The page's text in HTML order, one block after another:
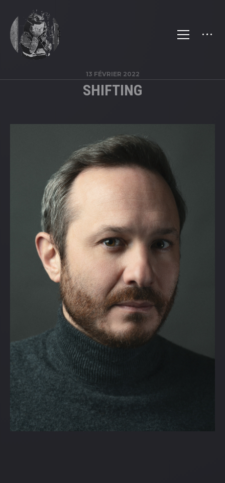
13 FÉVRIER 2022
SHIFTING